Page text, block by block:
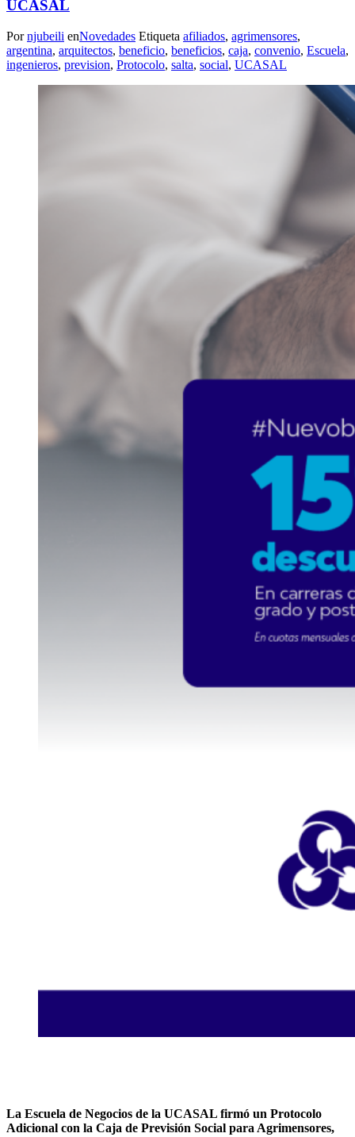
UCASAL
Pornjubeili enNovedades Etiqueta afiliados, agrimensores,
argentina, arquitectos, beneficio, beneficios, caja, convenio, Escuela,
ingenieros, prevision, Protocolo, salta, social, UCASAL
La Escuela de Negocios de la UCASAL firmó un Protocolo
Adicional con la Caja de Previsión Social para Agrimensores,